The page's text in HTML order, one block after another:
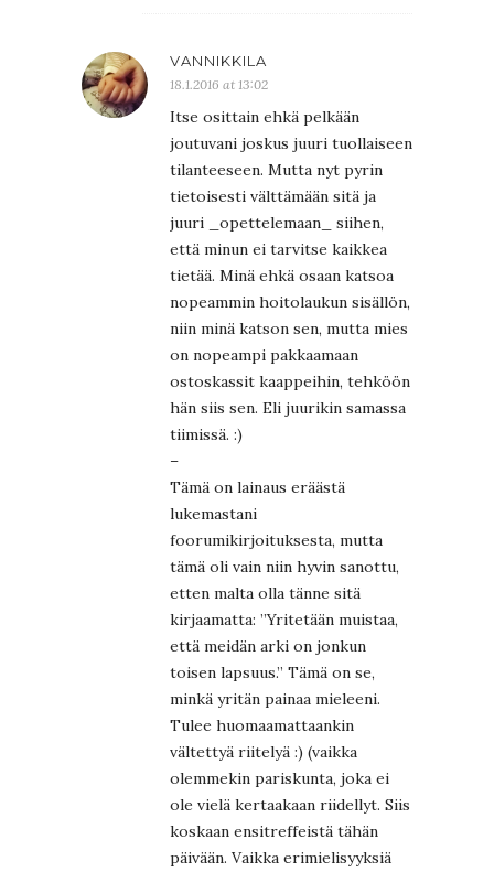
VANNIKKILA
18.1.2016 at 13:02
Itse osittain ehkä pelkään
joutuvani joskus juuri tuollaiseen
tilanteeseen. Mutta nyt pyrin
tietoisesti välttämään sitä ja
juuri _opettelemaan_ siihen,
että minun ei tarvitse kaikkea
tietää. Minä ehkä osaan katsoa
nopeammin hoitolaukun sisällön,
niin minä katson sen, mutta mies
on nopeampi pakkaamaan
ostoskassit kaappeihin, tehköön
hän siis sen. Eli juurikin samassa
tiimissä. :)
–
Tämä on lainaus eräästä
lukemastani
foorumikirjoituksesta, mutta
tämä oli vain niin hyvin sanottu,
etten malta olla tänne sitä
kirjaamatta: ”Yritetään muistaa,
että meidän arki on jonkun
toisen lapsuus.” Tämä on se,
minkä yritän painaa mieleeni.
Tulee huomaamattaankin
vältettyä riitelyä :) (vaikka
olemmekin pariskunta, joka ei
ole vielä kertaakaan riidellyt. Siis
koskaan ensitreffeistä tähän
päivään. Vaikka erimielisyyksiä